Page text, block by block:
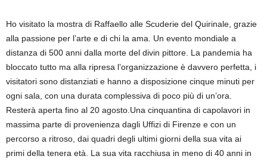
Ho visitato la mostra di Raffaello alle Scuderie del Quirinale, grazie
alla passione per l’arte e di chi la ama. Un evento mondiale a
distanza di 500 anni dalla morte del divin pittore. La pandemia ha
bloccato tutto ma alla ripresa l’organizzazione è davvero perfetta, i
visitatori sono distanziati e hanno a disposizione cinque minuti per
ogni sala, con una durata complessiva di poco più di un’ora.
Resterà aperta fino al 20 agosto.Una cinquantina di capolavori in
massima parte di provenienza dagli Uffizi di Firenze e con un
percorso a ritroso, dai quadri degli ultimi giorni della sua vita ai
primi della tenera età. La sua vita racchiusa in meno di 40 anni in